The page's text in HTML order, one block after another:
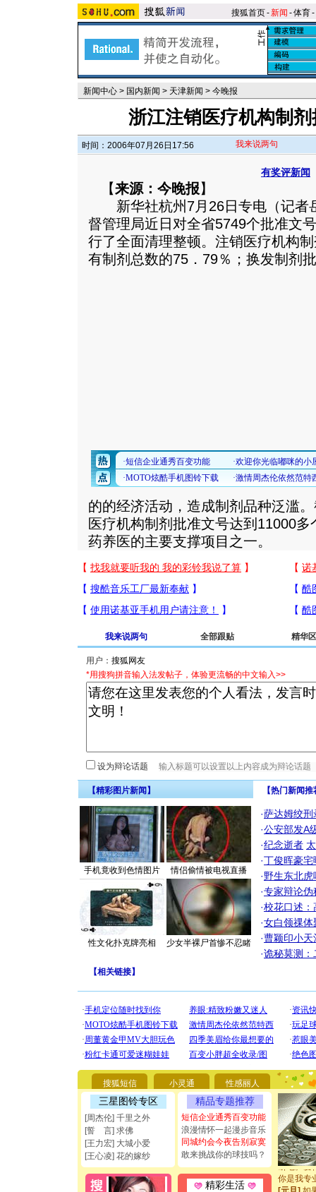
搜狐首页-新闻 -体育-
新闻中心 > 国内新闻 > 天津新闻 > 今晚报
浙江注销医疗机构制
时间：2006年07月26日17:56 我来说两句
有奖评新闻
【来源：今晚报】
新华社杭州7月26日专电（记者
督管理局近日对全省5749个批准文
行了全面清理整顿。注销医疗机构
有制剂总数的75．79％；换发制剂
的的经济活动，造成制剂品种泛滥
医疗机构制剂批准文号达到11000
药养医的主要支撑项目之一。
我来说两句 全部跟贴 精华区
用户：
*用搜狗拼音输入法发帖子，体验更流畅的中文输入>>
设为辩论话题
【精彩图片新闻】
手机竟收到色情图片 情侣偷情被电视直播
性文化扑克牌亮相 少女半裸尸首惨不忍睹
【热门新闻
·萨达姆绞刑
·公安部发A
·纪念逝者
·丁俊晖豪
·野生东北
·专家辩论伪
·校花口述：
·女白领祼体
·曹颖印小天
·诡秘莫测：
【相关链接】
搜狐短信 小灵通 性感丽人
三星图铃专区
[周杰伦] 千里之外
[誓 言] 求佛
[王力宏] 大城小爱
[王心凌] 花的嫁纱
精品专题推荐
短信企业通秀百变功能
浪漫情怀一起漫步音乐
同城约会今夜告别寂寞
敢来挑战你的球技吗？
精彩生活
[圣诞节]
要平安！
[圣诞节]
能正大光
都要快乐
[圣诞节]
如意,快
[元旦]看
断电。爱
你是我专
[元旦]如